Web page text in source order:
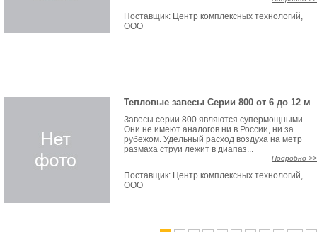
Поставщик: Центр комплексных технологий,
ООО
Тепловые завесы Серии 800 от 6 до 12 м
Завесы серии 800 являются супермощными.
Они не имеют аналогов ни в России, ни за
рубежом. Удельный расход воздуха на метр
размаха струи лежит в диапаз...
Подробно >>
Поставщик: Центр комплексных технологий,
ООО